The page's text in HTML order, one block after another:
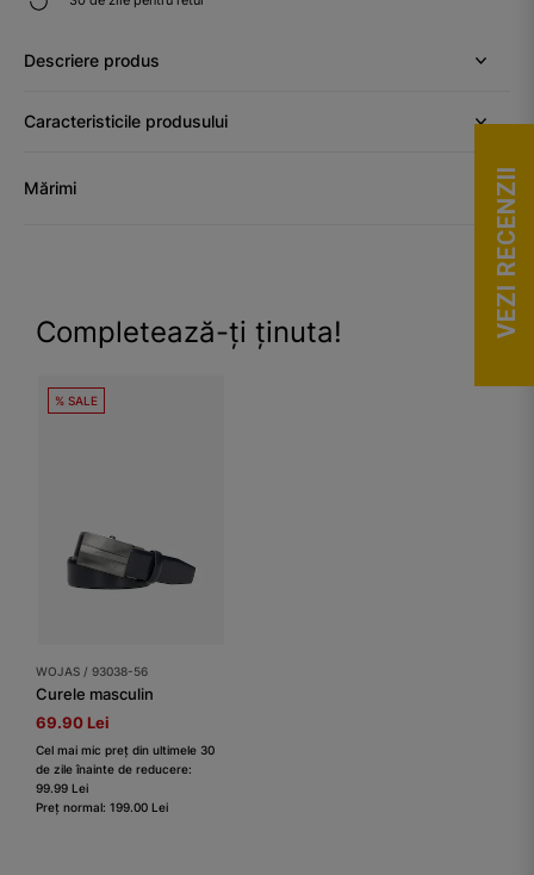
Descriere produs
Caracteristicile produsului
Mărimi
Completează-ți ținuta!
% SALE
WOJAS / 93038-56
Curele masculin
69.90 Lei
Cel mai mic preț din ultimele 30
de zile înainte de reducere:
99.99 Lei
Preț normal: 199.00 Lei
VEZI RECENZII